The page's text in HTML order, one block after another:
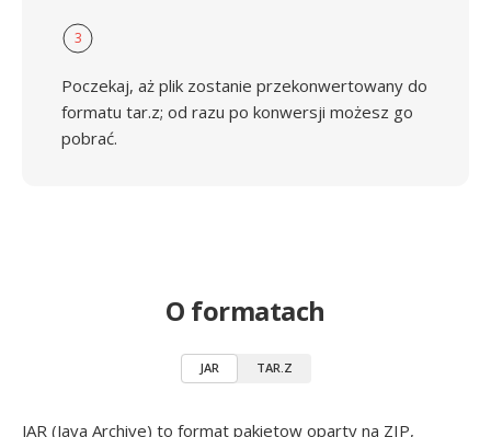
3
Poczekaj, aż plik zostanie przekonwertowany do
formatu tar.z; od razu po konwersji możesz go
pobrać.
O formatach
JAR TAR.Z
JAR (Java Archive) to format pakietow oparty na ZIP,